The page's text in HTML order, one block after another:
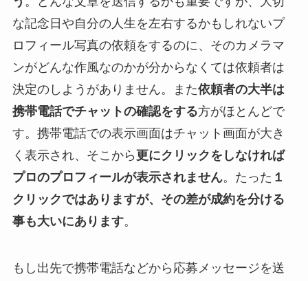
な記念日や自分の人生を左右するかもしれないプ
ロフィール写真の依頼をするのに、そのカメラマ
ンがどんな作風なのかが分からなくては依頼者は
決定のしようがありません。また依頼者の大半は
携帯電話でチャットの確認をする方がほとんどで
す。携帯電話での表示画面はチャット画面が大き
く表示され、そこから更にクリックをしなければ
プロのプロフィールが表示されません。たった １
クリックではありますが、その差が成約を分ける
事も大いにあります。
もし出先で携帯電話などから応募メッセージを送